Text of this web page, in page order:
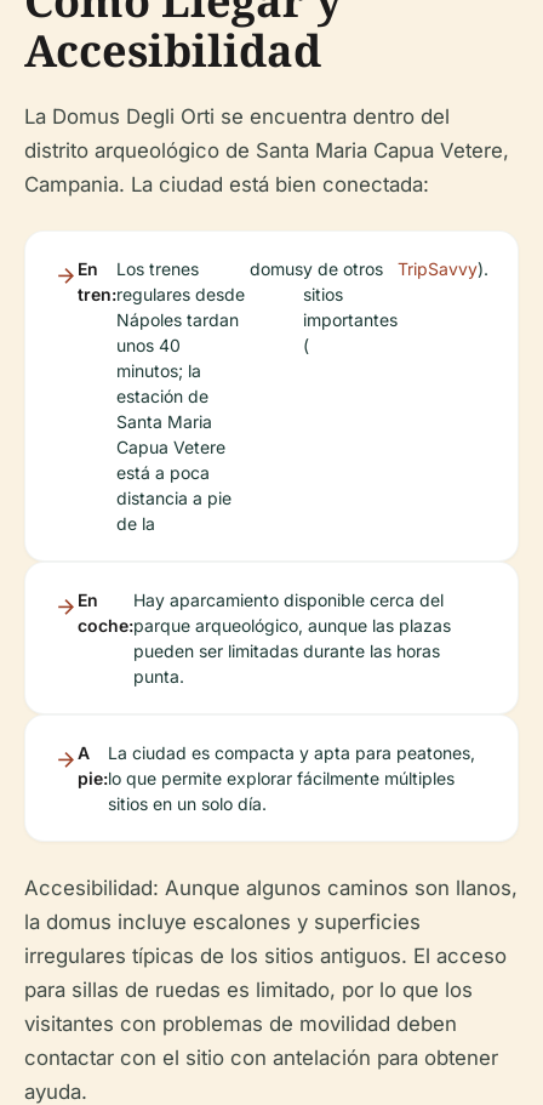
Accesibilidad
La Domus Degli Orti se encuentra dentro del
distrito arqueológico de Santa Maria Capua Vetere,
Campania. La ciudad está bien conectada:
En
tren:
Los trenes
regulares desde
Nápoles tardan
unos 40
minutos; la
estación de
Santa Maria
Capua Vetere
está a poca
distancia a pie
de la
domusy de otros
sitios
importantes
(
TripSavvy).
En
coche:
Hay aparcamiento disponible cerca del
parque arqueológico, aunque las plazas
pueden ser limitadas durante las horas
punta.
A
pie:
La ciudad es compacta y apta para peatones,
lo que permite explorar fácilmente múltiples
sitios en un solo día.
Accesibilidad: Aunque algunos caminos son llanos,
la domus incluye escalones y superficies
irregulares típicas de los sitios antiguos. El acceso
para sillas de ruedas es limitado, por lo que los
visitantes con problemas de movilidad deben
contactar con el sitio con antelación para obtener
ayuda.